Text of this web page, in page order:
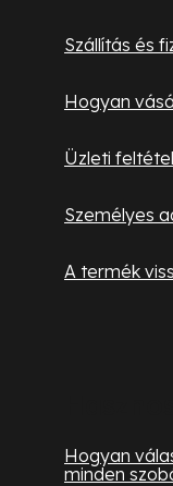
Szállítás és
Hogyan
Üzleti
Személyes
A termék
Hogyan
minden